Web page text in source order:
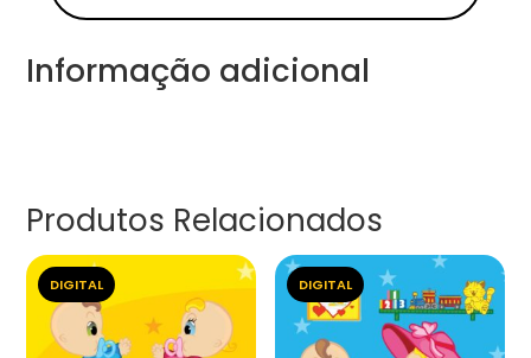
Informação adicional
Produtos Relacionados
DIGITAL DIGITAL